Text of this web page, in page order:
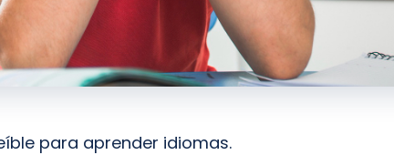
para aprender idiomas.